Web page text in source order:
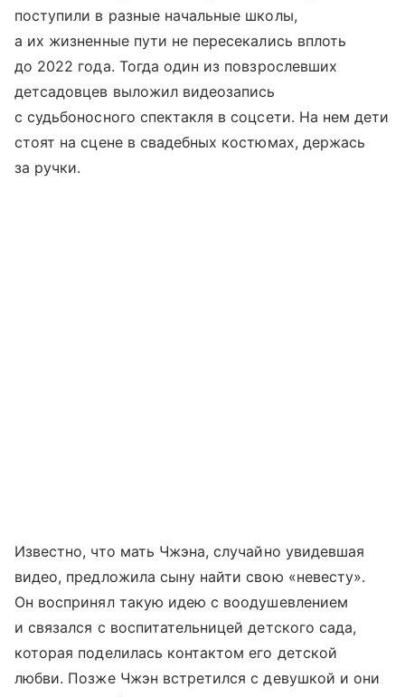
поступили в разные начальные школы,
а их жизненные пути не пересекались вплоть
до 2022 года. Тогда один из повзрослевших
детсадовцев выложил видеозапись
с судьбоносного спектакля в соцсети. На нем дети
стоят на сцене в свадебных костюмах, держась
за ручки.
Известно, что мать Чжэна, случайно увидевшая
видео, предложила сыну найти свою «невесту».
Он воспринял такую идею с воодушевлением
и связался с воспитательницей детского сада,
которая поделилась контактом его детской
любви. Позже Чжэн встретился с девушкой и они